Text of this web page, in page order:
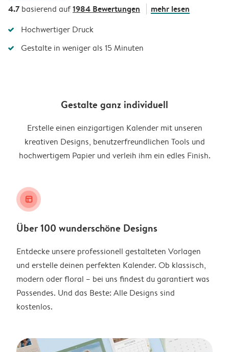
4.7 basierend auf1984 Bewertungen mehr lesen
Hochwertiger Druck
Gestalte in weniger als 15 Minuten
Gestalte ganz individuell
Erstelle einen einzigartigen Kalender mit unseren
kreativen Designs, benutzerfreundlichen Tools und
hochwertigem Papier und verleih ihm ein edles Finish.
layout_alt
Über 100 wunderschöne Designs
Entdecke unsere professionell gestalteten Vorlagen
und erstelle deinen perfekten Kalender. Ob klassisch,
modern oder floral – bei uns findest du garantiert was
Passendes. Und das Beste: Alle Designs sind
kostenlos.